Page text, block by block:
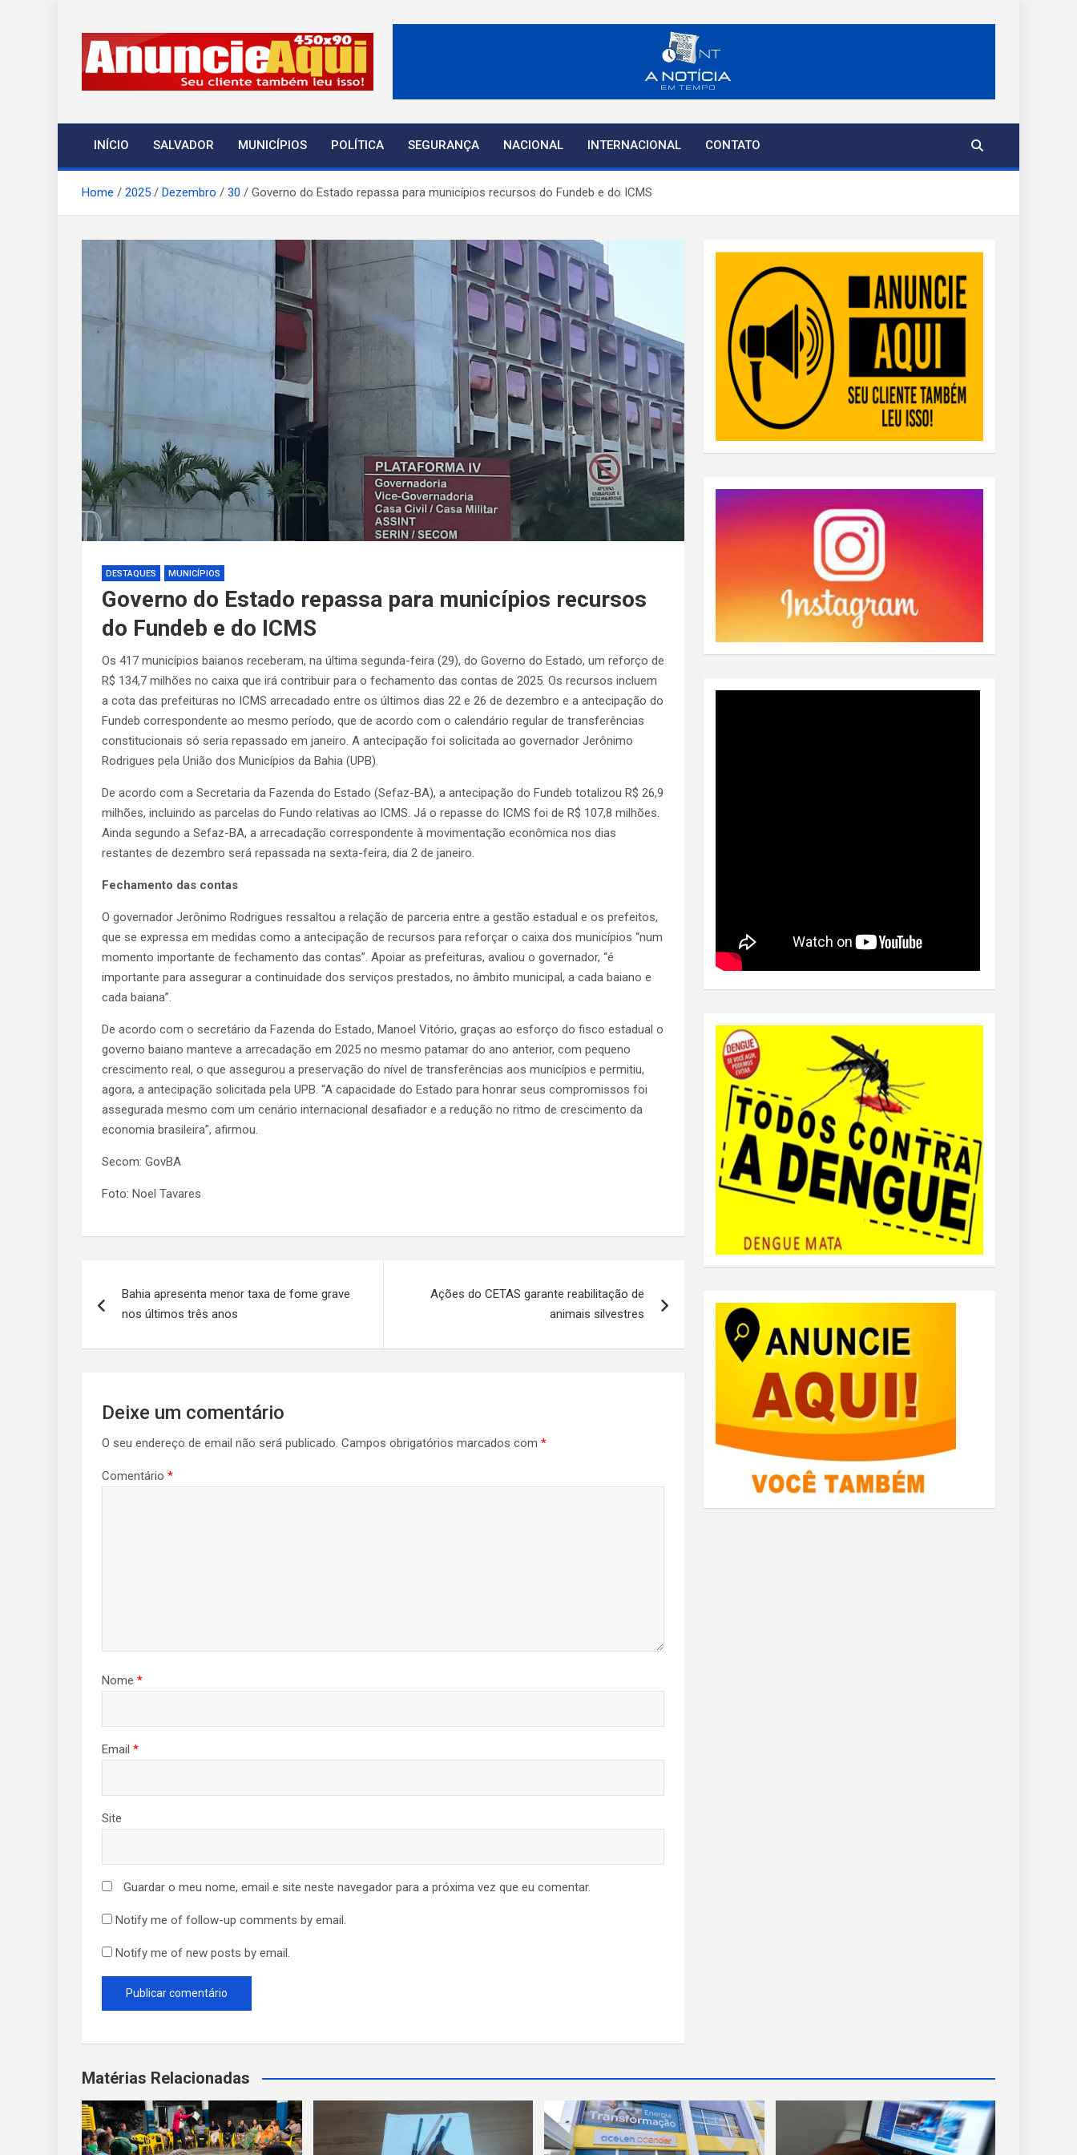
content
INÍCIO SALVADOR MUNICÍPIOS POLÍTICA SEGURANÇA NACIONAL INTERNACIONAL CONTATO
Home 2025 Dezembro 30 Governo do Estado repassa para municípios recursos do Fundeb e do ICMS
DESTAQUES MUNICÍPIOS
Governo do Estado repassa para municípios recursos
do Fundeb e do ICMS
Os 417 municípios baianos receberam, na última segunda-feira (29), do Governo do Estado, um reforço de
R$ 134,7 milhões no caixa que irá contribuir para o fechamento das contas de 2025. Os recursos incluem
a cota das prefeituras no ICMS arrecadado entre os últimos dias 22 e 26 de dezembro e a antecipação do
Fundeb correspondente ao mesmo período, que de acordo com o calendário regular de transferências
constitucionais só seria repassado em janeiro. A antecipação foi solicitada ao governador Jerônimo
Rodrigues pela União dos Municípios da Bahia (UPB).
De acordo com a Secretaria da Fazenda do Estado (Sefaz-BA), a antecipação do Fundeb totalizou R$ 26,9
milhões, incluindo as parcelas do Fundo relativas ao ICMS. Já o repasse do ICMS foi de R$ 107,8 milhões.
Ainda segundo a Sefaz-BA, a arrecadação correspondente à movimentação econômica nos dias
restantes de dezembro será repassada na sexta-feira, dia 2 de janeiro.
Fechamento das contas
O governador Jerônimo Rodrigues ressaltou a relação de parceria entre a gestão estadual e os prefeitos,
que se expressa em medidas como a antecipação de recursos para reforçar o caixa dos municípios “num
momento importante de fechamento das contas”. Apoiar as prefeituras, avaliou o governador, “é
importante para assegurar a continuidade dos serviços prestados, no âmbito municipal, a cada baiano e
cada baiana”.
De acordo com o secretário da Fazenda do Estado, Manoel Vitório, graças ao esforço do fisco estadual o
governo baiano manteve a arrecadação em 2025 no mesmo patamar do ano anterior, com pequeno
crescimento real, o que assegurou a preservação do nível de transferências aos municípios e permitiu,
agora, a antecipação solicitada pela UPB. “A capacidade do Estado para honrar seus compromissos foi
assegurada mesmo com um cenário internacional desafiador e a redução no ritmo de crescimento da
economia brasileira”, afirmou.
Secom: GovBA
Foto: Noel Tavares
de
artigos
Bahia apresenta menor taxa de fome grave
nos últimos três anos
Ações do CETAS garante reabilitação de
animais silvestres
Deixe um comentário
O seu endereço de email não será publicado. Campos obrigatórios marcados com *
Comentário *
Nome *
Email *
Site
Guardar o meu nome, email e site neste navegador para a próxima vez que eu comentar.
Notify me of follow-up comments by email.
Notify me of new posts by email.
Matérias Relacionadas